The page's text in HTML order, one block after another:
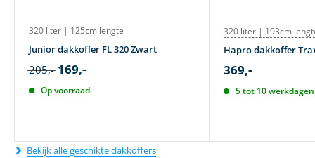
320 liter | 125cm lengte
Junior dakkoffer FL 320 Zwart
205,- 169,-
Op voorraad
320 liter | 193cm
Hapro dakkoffer
369,-
5 tot 10
Bekijk alle geschikte dakkoffers